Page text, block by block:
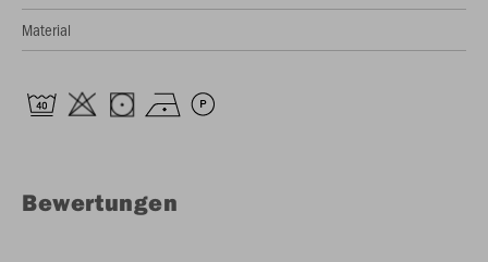
Material
Bewertungen